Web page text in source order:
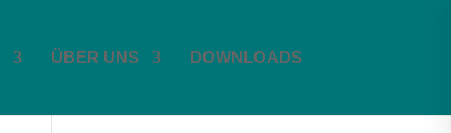
ÜBER UNS DOWNLOADS